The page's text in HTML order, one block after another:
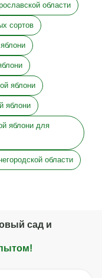
области
сортов
яблони
яблони
яблони для
области
сад и